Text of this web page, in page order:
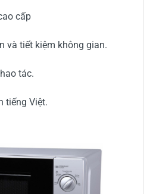
cấp
và tiết kiệm không gian.
tác.
tiếng Việt.